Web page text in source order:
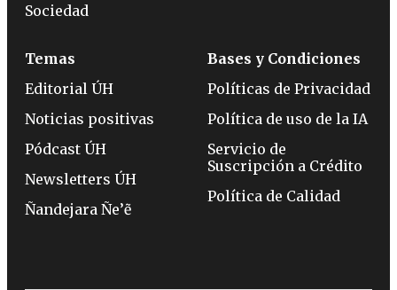
Sociedad
Temas
Editorial ÚH
Noticias positivas
Pódcast ÚH
Newsletters ÚH
Ñandejara Ñe’ẽ
Bases y Condiciones
Políticas de Privacidad
Política de uso de la IA
Servicio de
Suscripción a Crédito
Política de Calidad